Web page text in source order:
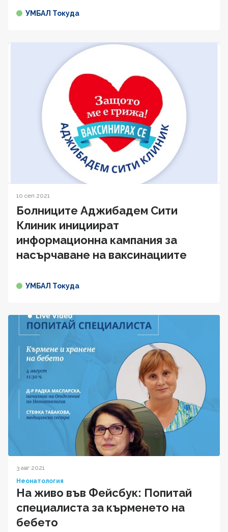
УМБАЛ Токуда
10 сеп 2021
Болниците Аджибадем Сити
Клиник инициират
информационна кампания за
насърчаване на ваксинациите
УМБАЛ Токуда
3 авг 2021
Неонатология
На живо във Фейсбук: Попитай
специалиста за кърменето на
бебето